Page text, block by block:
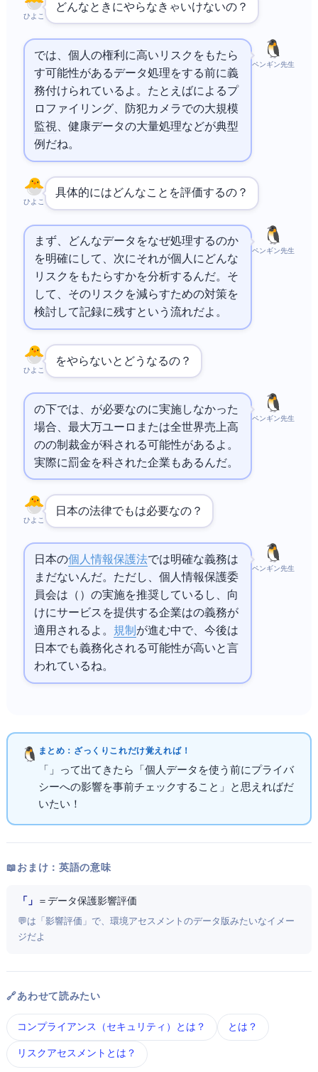
ひよこ
どんなときにやらなきゃいけないの？
ペンギン先生
では、個人の権利に高いリスクをもたら
す可能性があるデータ処理をする前に義
務付けられているよ。たとえばAIによるプ
ロファイリング、防犯カメラでの大規模
監視、健康データの大量処理などが典型
例だね。
ひよこ
具体的にはどんなことを評価するの？
ペンギン先生
まず、どんなデータをなぜ処理するのか
を明確にして、次にそれが個人にどんな
リスクをもたらすかを分析するんだ。そ
して、そのリスクを減らすための対策を
検討して記録に残すという流れだよ。
ひよこ
DPIAをやらないとどうなるの？
ペンギン先生
の下では、DPIAが必要なのに実施しなかった
場合、最大1000万ユーロまたは全世界売上高
の2%の制裁金が科される可能性があるよ。
実際に罰金を科された企業もあるんだ。
ひよこ
日本の法律でもDPIAは必要なの？
ペンギン先生
日本の個人情報保護法では明確なDPIA義務は
まだないんだ。ただし、個人情報保護委
員会はPIA（Privacy Impact Assessment）の実施を推奨しているし、EU向
けにサービスを提供する企業はのDPIA義務が
適用されるよ。 AI規制 が進む中で、今後は
日本でも義務化される可能性が高いと言
われているね。
まとめ：ざっくりこれだけ覚えればOK！
「DPIA」って出てきたら「個人データを使う前にプライバ
シーへの影響を事前チェックすること」と思えればだ
いたいOK！
📖 おまけ：英語の意味
「Data Protection Impact Assessment」 ＝ データ保護影響評価
💬 Impact Assessmentは「影響評価」で、環境アセスメントのデータ版みたいなイメー
ジだよ
🔗 あわせて読みたい
コンプライアンス（ITセキュリティ） とは？ GDPR とは？
リスクアセスメント とは？